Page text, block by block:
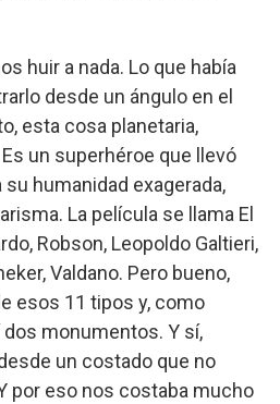
huir a nada. Lo que había
desde un ángulo en el
esta cosa planetaria,
un superhéroe que llevó
humanidad exagerada,
La película se llama El
Robson, Leopoldo Galtieri,
Valdano. Pero bueno,
esos 11 tipos y, como
monumentos. Y sí,
un costado que no
por eso nos costaba mucho